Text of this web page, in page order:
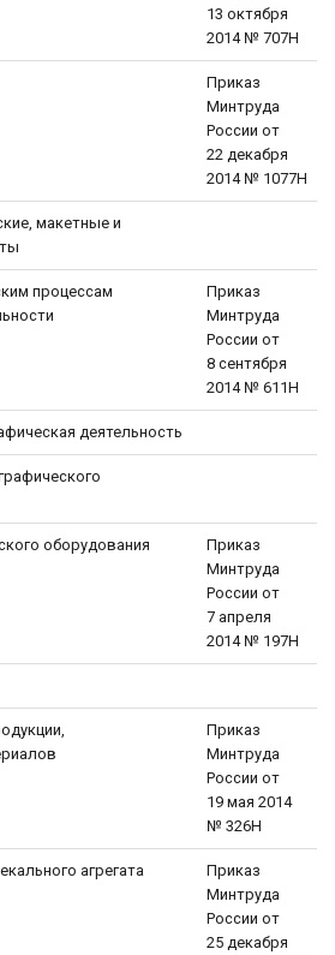
13 октября
2014 № 707Н
Приказ
Минтруда
России от
22 декабря
2014 № 1077Н
макетные и
процессам
Приказ
Минтруда
России от
8 сентября
2014 № 611Н
деятельность
оборудования
Приказ
Минтруда
России от
7 апреля
2014 № 197Н
Приказ
Минтруда
России от
19 мая 2014
№ 326Н
агрегата
Приказ
Минтруда
России от
25 декабря